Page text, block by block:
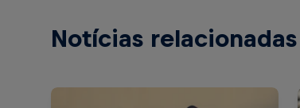
Notícias relacionadas